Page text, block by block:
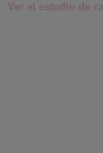
Ver el estudio de